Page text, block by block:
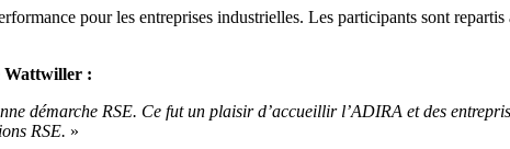
pour les entreprises industrielles. Les participants sont
Wattwiller :
démarche RSE. Ce fut un plaisir d’accueillir l’ADIRA et des
RSE. »